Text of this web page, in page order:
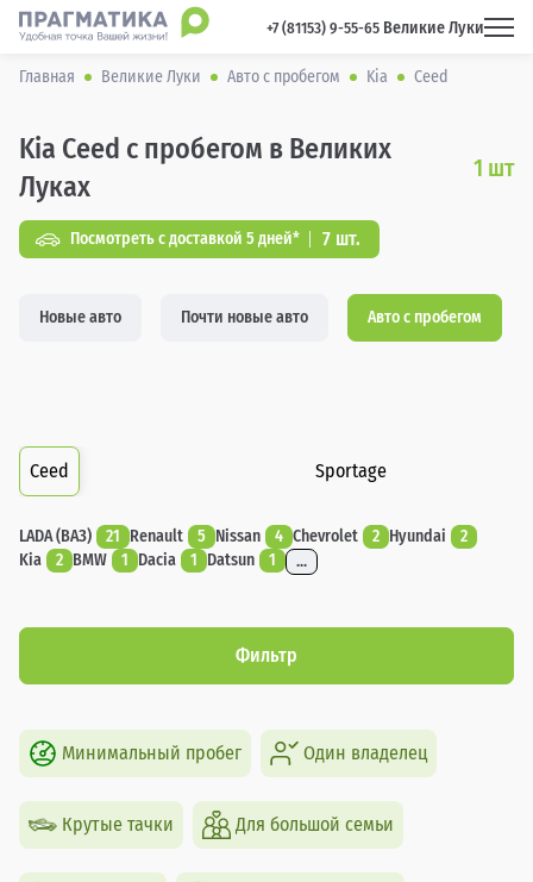
+7 (81153) 9-55-65 Великие Луки
Главная Великие Луки Авто с пробегом Kia Ceed
Kia Ceed с пробегом в Великих
Луках
1 шт
Посмотреть с доставкой 5 дней* 7 шт.
Новые авто Почти новые авто Авто с пробегом
Ceed Sportage
LADA (ВАЗ) 21 Renault 5 Nissan 4 Chevrolet 2 Hyundai
2
Kia
2 BMW 1 Dacia 1 Datsun 1 ...
Фильтр
Минимальный пробег Один владелец
Крутые тачки Для большой семьи